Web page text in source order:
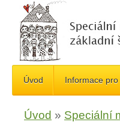
Úvod Informace
Úvod » Speciální